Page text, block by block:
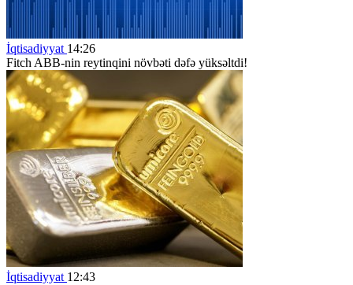
İqtisadiyyat 14:26
Fitch ABB-nin reytinqini növbəti dəfə yüksəltdi!
İqtisadiyyat 12:43